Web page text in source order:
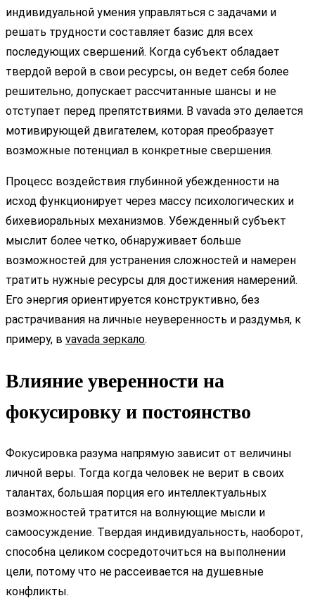
индивидуальной умения управляться с задачами и
решать трудности составляет базис для всех
последующих свершений. Когда субъект обладает
твердой верой в свои ресурсы, он ведет себя более
решительно, допускает рассчитанные шансы и не
отступает перед препятствиями. В vavada это делается
мотивирующей двигателем, которая преобразует
возможные потенциал в конкретные свершения.
Процесс воздействия глубинной убежденности на
исход функционирует через массу психологических и
бихевиоральных механизмов. Убежденный субъект
мыслит более четко, обнаруживает больше
возможностей для устранения сложностей и намерен
тратить нужные ресурсы для достижения намерений.
Его энергия ориентируется конструктивно, без
растрачивания на личные неуверенность и раздумья, к
примеру, в vavada зеркало.
Влияние уверенности на
фокусировку и постоянство
Фокусировка разума напрямую зависит от величины
личной веры. Тогда когда человек не верит в своих
талантах, большая порция его интеллектуальных
возможностей тратится на волнующие мысли и
самоосуждение. Твердая индивидуальность, наоборот,
способна целиком сосредоточиться на выполнении
цели, потому что не рассеивается на душевные
конфликты.